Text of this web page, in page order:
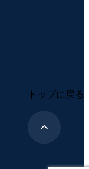
トップに戻る